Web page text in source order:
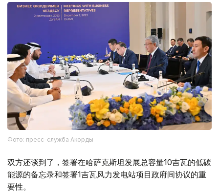
Фото: пресс-служба Акорды
双方还谈到了，签署在哈萨克斯坦发展总容量10吉瓦的低碳
能源的备忘录和签署1吉瓦风力发电站项目政府间协议的重
要性。